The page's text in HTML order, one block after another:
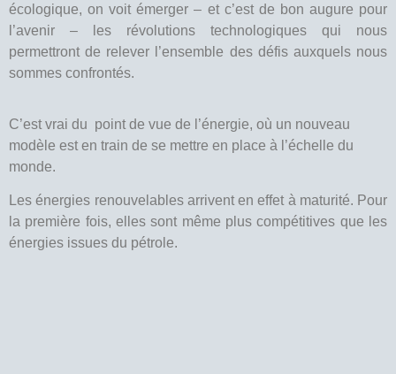
écologique, on voit émerger – et c’est de bon augure pour
l’avenir – les révolutions technologiques qui nous
permettront de relever l’ensemble des défis auxquels nous
sommes confrontés.
C’est vrai du point de vue de l’énergie, où un nouveau
modèle est en train de se mettre en place à l’échelle du
monde.
Les énergies renouvelables arrivent en effet à maturité. Pour
la première fois, elles sont même plus compétitives que les
énergies issues du pétrole.